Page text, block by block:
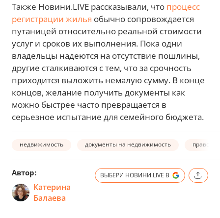
Также Новини.LIVE рассказывали, что процесс
регистрации жилья обычно сопровождается
путаницей относительно реальной стоимости
услуг и сроков их выполнения. Пока одни
владельцы надеются на отсутствие пошлины,
другие сталкиваются с тем, что за срочность
приходится выложить немалую сумму. В конце
концов, желание получить документы как
можно быстрее часто превращается в
серьезное испытание для семейного бюджета.
недвижимость документы на недвижимость право
Автор:
Катерина
Балаева
ВЫБЕРИ НОВИНИ.LIVE В